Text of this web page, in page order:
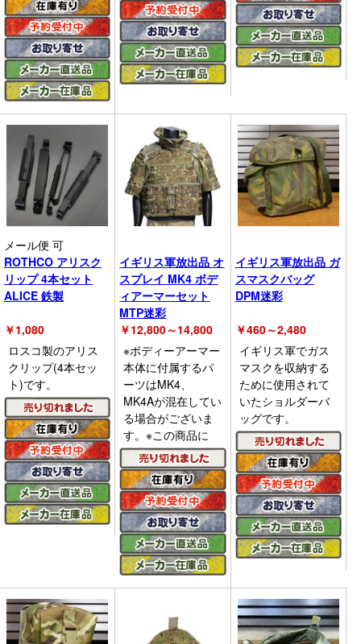
メール便 可
ROTHCO アリスク
リップ 4本セット
ALICE 鉄製
￥1,080
ロスコ製のアリス
クリップ(4本セッ
ト)です。
イギリス軍放出品 オ
スプレイ MK4 ボデ
ィアーマーセット
MTP迷彩
￥12,800～14,800
※ボディーアーマー
本体に付属するパ
ーツはMK4、
MK4Aが混在してい
る場合がございま
す。※この商品に
イギリス軍放出品 ガ
スマスクバッグ
DPM迷彩
￥460～2,480
イギリス軍でガス
マスクを収納する
ために使用されて
いたショルダーバ
ッグです。